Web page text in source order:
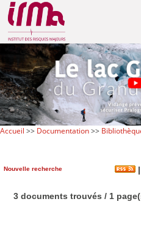
Accueil >> Documentation>>
Nouvelle recherche |
3 documents trouvés / 1